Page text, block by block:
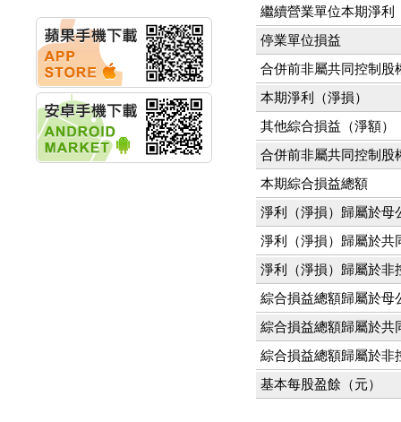
華旭先進:代重要子公司
碩通散熱股份有限公司
公告董事會通過發言人
及代理發
華旭先進:代重要子公司
碩通散熱股份有限公司
公告董事會決議發行員
工認股權
華旭先進:代重要子公司
繼續營業單位本期淨利
停業單位損益
合併前非屬共同控制股
本期淨利（淨損）
其他綜合損益（淨額）
合併前非屬共同控制股
本期綜合損益總額
淨利（淨損）歸屬於母
淨利（淨損）歸屬於共
淨利（淨損）歸屬於非
綜合損益總額歸屬於母
綜合損益總額歸屬於共
綜合損益總額歸屬於非
基本每股盈餘（元）